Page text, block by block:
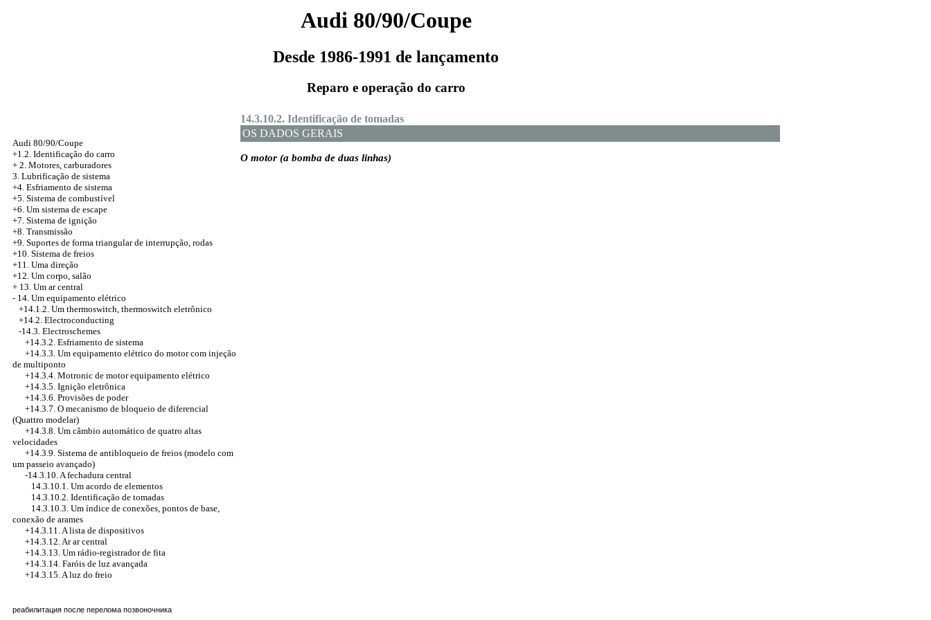
Audi 80/90/Coupe
Desde 1986-1991 de lançamento
Reparo e operação do carro
Audi 80/90/Coupe
+1.2. Identificação do carro
+ 2. Motores, carburadores
3. Lubrificação de sistema
+4. Esfriamento de sistema
+5. Sistema de combustível
+6. Um sistema de escape
+7. Sistema de ignição
+8. Transmissão
+9. Suportes de forma triangular de interrupção, rodas
+10. Sistema de freios
+11. Uma direção
+12. Um corpo, salão
+ 13. Um ar central
- 14. Um equipamento elétrico
+14.1.2. Um thermoswitch, thermoswitch eletrônico
+14.2. Electroconducting
-14.3. Electroschemes
+14.3.2. Esfriamento de sistema
+14.3.3. Um equipamento elétrico do motor com injeção
de multiponto
+14.3.4. Motronic de motor equipamento elétrico
+14.3.5. Ignição eletrônica
+14.3.6. Provisões de poder
+14.3.7. O mecanismo de bloqueio de diferencial
(Quattro modelar)
+14.3.8. Um câmbio automático de quatro altas
velocidades
+14.3.9. Sistema de antibloqueio de freios (modelo com
um passeio avançado)
-14.3.10. A fechadura central
14.3.10.1. Um acordo de elementos
14.3.10.2. Identificação de tomadas
14.3.10.3. Um índice de conexões, pontos de base,
conexão de arames
+14.3.11. A lista de dispositivos
+14.3.12. Ar ar central
+14.3.13. Um rádio-registrador de fita
+14.3.14. Faróis de luz avançada
+14.3.15. A luz do freio
реабилитация после перелома позвоночника
14.3.10.2. Identificação de tomadas
OS DADOS GERAIS
O motor (a bomba de duas linhas)